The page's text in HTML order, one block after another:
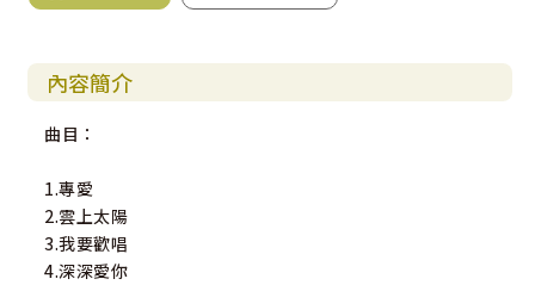
內容簡介
曲目：
1.專愛
2.雲上太陽
3.我要歡唱
4.深深愛你